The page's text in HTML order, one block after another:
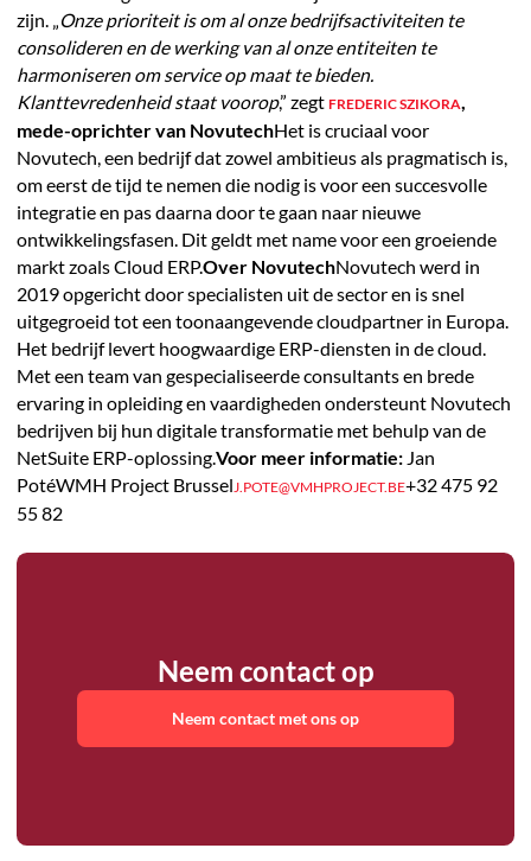
zijn. „Onze prioriteit is om al onze bedrijfsactiviteiten te
consolideren en de werking van al onze entiteiten te
harmoniseren om service op maat te bieden.
Klanttevredenheid staat voorop,” zegt FREDERIC SZIKORA,
mede-oprichter van NovutechHet is cruciaal voor
Novutech, een bedrijf dat zowel ambitieus als pragmatisch is,
om eerst de tijd te nemen die nodig is voor een succesvolle
integratie en pas daarna door te gaan naar nieuwe
ontwikkelingsfasen. Dit geldt met name voor een groeiende
markt zoals Cloud ERP.Over NovutechNovutech werd in
2019 opgericht door specialisten uit de sector en is snel
uitgegroeid tot een toonaangevende cloudpartner in Europa.
Het bedrijf levert hoogwaardige ERP-diensten in de cloud.
Met een team van gespecialiseerde consultants en brede
ervaring in opleiding en vaardigheden ondersteunt Novutech
bedrijven bij hun digitale transformatie met behulp van de
NetSuite ERP-oplossing.Voor meer informatie: Jan
PotéWMH Project BrusselJ.POTE@VMHPROJECT.BE+32 475 92
55 82
Neem contact op
Neem contact met ons op